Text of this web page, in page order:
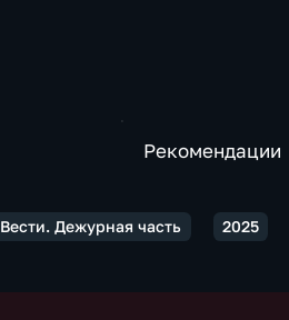
Рекомендации
Вести. Дежурная часть 2025